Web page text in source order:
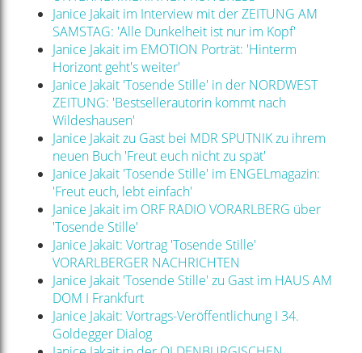
Janice Jakait im Interview mit der ZEITUNG AM
SAMSTAG: 'Alle Dunkelheit ist nur im Kopf'
Janice Jakait im EMOTION Porträt: 'Hinterm
Horizont geht's weiter'
Janice Jakait 'Tosende Stille' in der NORDWEST
ZEITUNG: 'Bestsellerautorin kommt nach
Wildeshausen'
Janice Jakait zu Gast bei MDR SPUTNIK zu ihrem
neuen Buch 'Freut euch nicht zu spät'
Janice Jakait 'Tosende Stille' im ENGELmagazin:
'Freut euch, lebt einfach'
Janice Jakait im ORF RADIO VORARLBERG über
'Tosende Stille'
Janice Jakait: Vortrag 'Tosende Stille'
VORARLBERGER NACHRICHTEN
Janice Jakait 'Tosende Stille' zu Gast im HAUS AM
DOM I Frankfurt
Janice Jakait: Vortrags-Veröffentlichung I 34.
Goldegger Dialog